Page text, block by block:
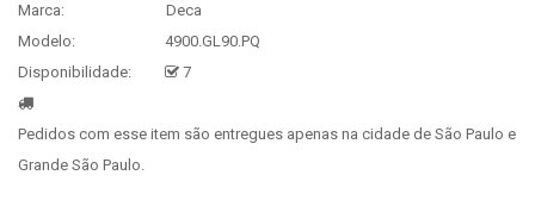
Marca:
Deca
Modelo:
4900.GL90.PQ
Disponibilidade:
7
Pedidos com esse item são entregues apenas na cidade de São Paulo e
Grande São Paulo.